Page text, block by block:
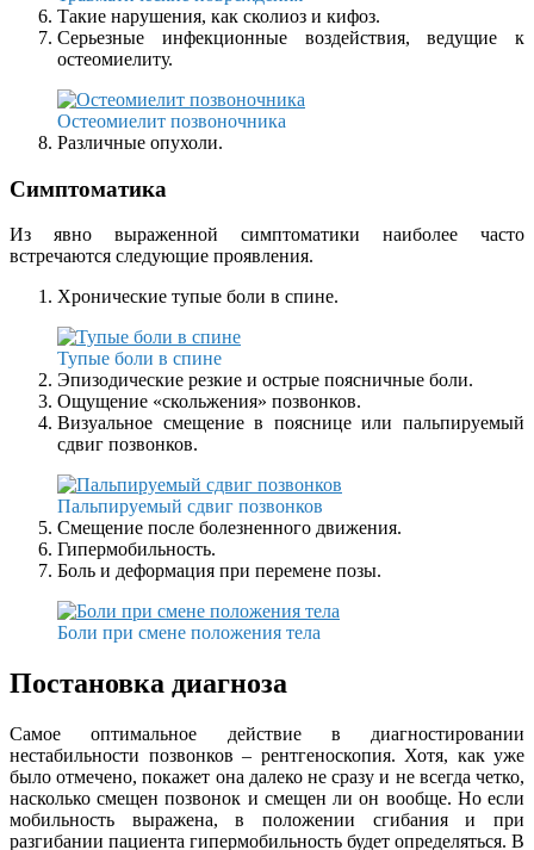
Такие нарушения, как сколиоз и кифоз.
Серьезные инфекционные воздействия, ведущие к
остеомиелиту.
Остеомиелит позвоночника
Различные опухоли.
Симптоматика
Из явно выраженной симптоматики наиболее часто
встречаются следующие проявления.
Хронические тупые боли в спине.
Тупые боли в спине
Эпизодические резкие и острые поясничные боли.
Ощущение «скольжения» позвонков.
Визуальное смещение в пояснице или пальпируемый
сдвиг позвонков.
Пальпируемый сдвиг позвонков
Смещение после болезненного движения.
Гипермобильность.
Боль и деформация при перемене позы.
Боли при смене положения тела
Постановка диагноза
Самое оптимальное действие в диагностировании
нестабильности позвонков – рентгеноскопия. Хотя, как уже
было отмечено, покажет она далеко не сразу и не всегда четко,
насколько смещен позвонок и смещен ли он вообще. Но если
мобильность выражена, в положении сгибания и при
разгибании пациента гипермобильность будет определяться. В